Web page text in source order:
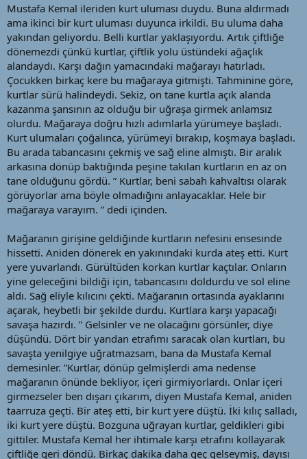
Mustafa Kemal ileriden kurt uluması duydu. Buna aldırmadı
ama ikinci bir kurt uluması duyunca irkildi. Bu uluma daha
yakından geliyordu. Belli kurtlar yaklaşıyordu. Artık çiftliğe
dönemezdi çünkü kurtlar, çiftlik yolu üstündeki ağaçlık
alandaydı. Karşı dağın yamacındaki mağarayı hatırladı.
Çocukken birkaç kere bu mağaraya gitmişti. Tahminine göre,
kurtlar sürü halindeydi. Sekiz, on tane kurtla açık alanda
kazanma şansının az olduğu bir uğraşa girmek anlamsız
olurdu. Mağaraya doğru hızlı adımlarla yürümeye başladı.
Kurt ulumaları çoğalınca, yürümeyi bırakıp, koşmaya başladı.
Bu arada tabancasını çekmiş ve sağ eline almıştı. Bir aralık
arkasına dönüp baktığında peşine takılan kurtların en az on
tane olduğunu gördü. ” Kurtlar, beni sabah kahvaltısı olarak
görüyorlar ama böyle olmadığını anlayacaklar. Hele bir
mağaraya varayım. ” dedi içinden.
Mağaranın girişine geldiğinde kurtların nefesini ensesinde
hissetti. Aniden dönerek en yakınındaki kurda ateş etti. Kurt
yere yuvarlandı. Gürültüden korkan kurtlar kaçtılar. Onların
yine geleceğini bildiği için, tabancasını doldurdu ve sol eline
aldı. Sağ eliyle kılıcını çekti. Mağaranın ortasında ayaklarını
açarak, heybetli bir şekilde durdu. Kurtlara karşı yapacağı
savaşa hazırdı. ” Gelsinler ve ne olacağını görsünler, diye
düşündü. Dört bir yandan etrafımı saracak olan kurtları, bu
savaşta yenilgiye uğratmazsam, bana da Mustafa Kemal
demesinler. ”Kurtlar, dönüp gelmişlerdi ama nedense
mağaranın önünde bekliyor, içeri girmiyorlardı. Onlar içeri
girmezseler ben dışarı çıkarım, diyen Mustafa Kemal, aniden
taarruza geçti. Bir ateş etti, bir kurt yere düştü. İki kılıç salladı,
iki kurt yere düştü. Bozguna uğrayan kurtlar, geldikleri gibi
gittiler. Mustafa Kemal her ihtimale karşı etrafını kollayarak
çiftliğe geri döndü. Birkaç dakika daha geç gelseymiş, dayısı